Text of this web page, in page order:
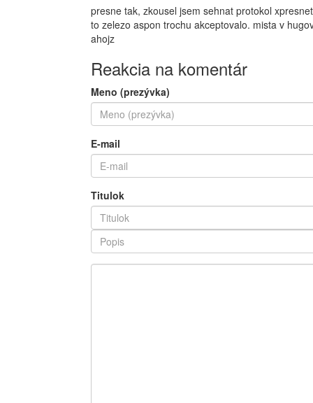
presne tak, zkousel jsem sehnat protokol
to zelezo aspon trochu akceptovalo. mista v
ahojz
Reakcia na komentár
Meno (prezývka)
E-mail
Titulok